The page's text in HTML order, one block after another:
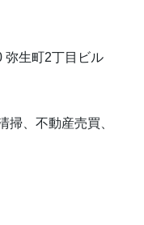
弥生町2丁目ビル
掃、不動産売買、